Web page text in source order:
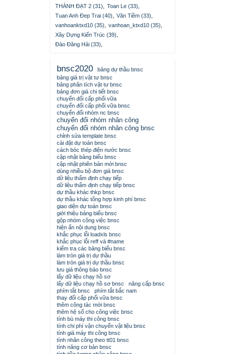
THÀNH ĐẠT 2 (31)
Toan Le (33)
Tuan Anh Đep Trai (40)
Văn Tiềm (33)
vanhoanktxd10 (35)
vanhoan_ktxd10 (35)
Xây Dựng Kiến Trúc (39)
Đào Đăng Hải (33)
bnsc2020
bảng dự thầu bnsc
bảng giá trị vật tư bnsc
bảng phân tích vật tư bnsc
bảng đơn giá chi tiết bnsc
chuyển đổi cấp phối vữa
chuyển đổi cấp phối vữa bnsc
chuyển đổi nhóm nc bnsc
chuyển đổi nhóm nhân công
chuyển đổi nhóm nhân công bnsc
chỉnh sửa template bnsc
cài đặt dự toán bnsc
cách bóc thép điện nước bnsc
cập nhật bảng biểu bnsc
cập nhật phiên bản mới bnsc
dùng nhiều bộ đơn giá bnsc
dữ liệu thẩm định chạy tiếp
dữ liệu thẩm định chạy tiếp bnsc
dự thầu khác thkp bnsc
dự thầu khác tổng hợp kinh phí bnsc
giao diện dự toán bnsc
giới thiệu bảng biểu bnsc
gộp nhóm công việc bnsc
hiện ẩn nội dung bnsc
khắc phục lỗi loadxls bnsc
khắc phục lỗi reff và #name
kiểm tra các bảng biểu bnsc
làm tròn giá trị dự thầu
làm tròn giá trị dự thầu bnsc
lưu giá thông báo bnsc
lấy dữ liệu chạy hồ sơ
lấy dữ liệu chạy hồ sơ bnsc
nâng cấp bnsc
phím tắt bnsc
phím tắt bắc nam
thay đổi cấp phối vữa bnsc
thêm công tác mới bnsc
thêm hệ số cho công việc bnsc
tính bù máy thi công bnsc
tính chi phí vận chuyển vật liệu bnsc
tính giá máy thi công bnsc
tính nhân công theo tt01 bnsc
tính năng cơ bản bnsc